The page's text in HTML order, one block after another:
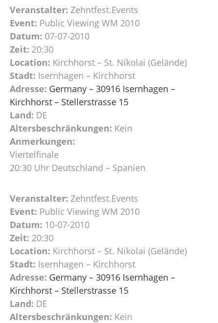
Veranstalter: Zehntfest.Events
Event: Public Viewing WM 2010
Datum: 07-07-2010
Zeit: 20:30
Location: Kirchhorst – St. Nikolai (Gelände)
Stadt: Isernhagen – Kirchhorst
Adresse: Germany – 30916 Isernhagen –
Kirchhorst – Stellerstrasse 15
Land: DE
Altersbeschränkungen: Kein
Anmerkungen:
Viertelfinale
20:30 Uhr Deutschland – Spanien
Veranstalter: Zehntfest.Events
Event: Public Viewing WM 2010
Datum: 10-07-2010
Zeit: 20:30
Location: Kirchhorst – St. Nikolai (Gelände)
Stadt: Isernhagen – Kirchhorst
Adresse: Germany – 30916 Isernhagen –
Kirchhorst – Stellerstrasse 15
Land: DE
Altersbeschränkungen: Kein